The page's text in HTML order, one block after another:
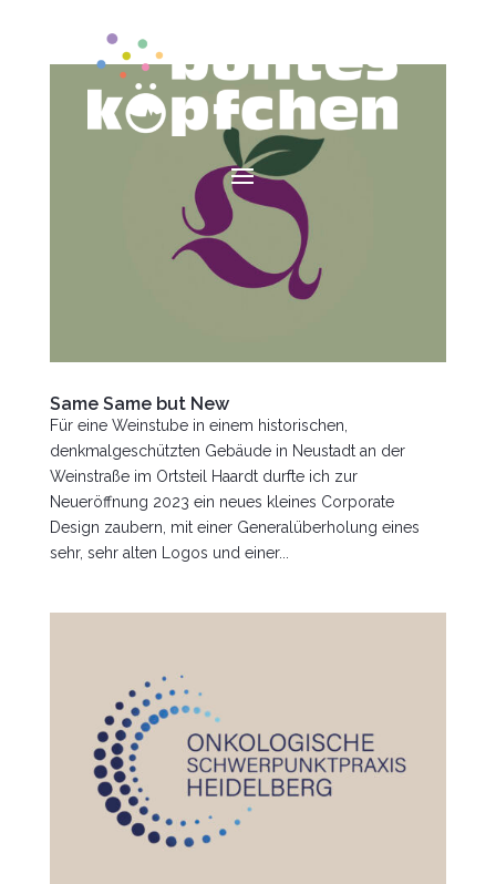
Same Same but New
Für eine Weinstube in einem historischen,
denkmalgeschützten Gebäude in Neustadt an der
Weinstraße im Ortsteil Haardt durfte ich zur
Neueröffnung 2023 ein neues kleines Corporate
Design zaubern, mit einer Generalüberholung eines
sehr, sehr alten Logos und einer...